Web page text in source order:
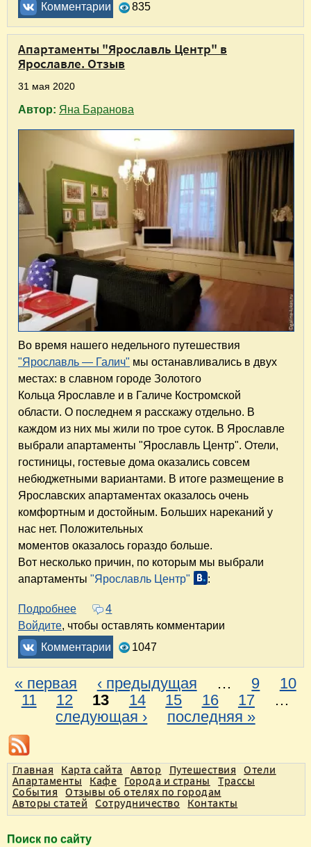
Комментарии
835
Апартаменты "Ярославль Центр" в
Ярославле. Отзыв
31 мая 2020
Автор: Яна Баранова
Во время нашего недельного путешествия
"Ярославль — Галич" мы останавливались в двух
местах: в славном городе Золотого
Кольца Ярославле и в Галиче Костромской
области. О последнем я расскажу отдельно. В
каждом из них мы жили по трое суток. В Ярославле
выбрали апартаменты "Ярославль Центр". Отели,
гостиницы, гостевые дома оказались совсем
небюджетными вариантами. В итоге размещение в
Ярославских апартаментах оказалось очень
комфортным и достойным. Больших нареканий у
нас нет. Положительных
моментов оказалось гораздо больше.
Вот несколько причин, по которым мы выбрали
апартаменты "Ярославль Центр" :
Подробнее о Апартаменты "Ярославль Центр" в
4
Войдите, чтобы оставлять комментарии
Комментарии
1047
р
а
н
и
ц
ы
« первая ‹ предыдущая … 9
10
11
12 13 14 15 16 17
…
следующая ›
последняя »
Главная Карта сайта Автор Путешествия
Отели
Апартаменты
Кафе Города и страны
Трассы
События
Отзывы об отелях по городам
Авторы статей
Сотрудничество Контакты
Поиск по сайту